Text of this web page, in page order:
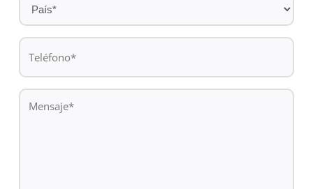
*
Teléfono
Mensaje